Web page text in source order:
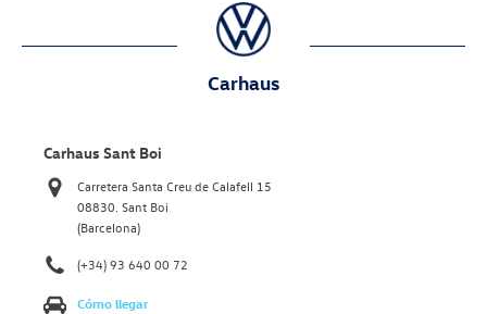
Carhaus
Carhaus Sant Boi
Carretera Santa Creu de Calafell 15
08830. Sant Boi
(Barcelona)
(+34) 93 640 00 72
Cómo llegar